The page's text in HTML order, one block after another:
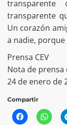
transparente
Un corazón
a nadie, porque
Prensa CEV
Nota de prensa
24 de enero de
Compartir